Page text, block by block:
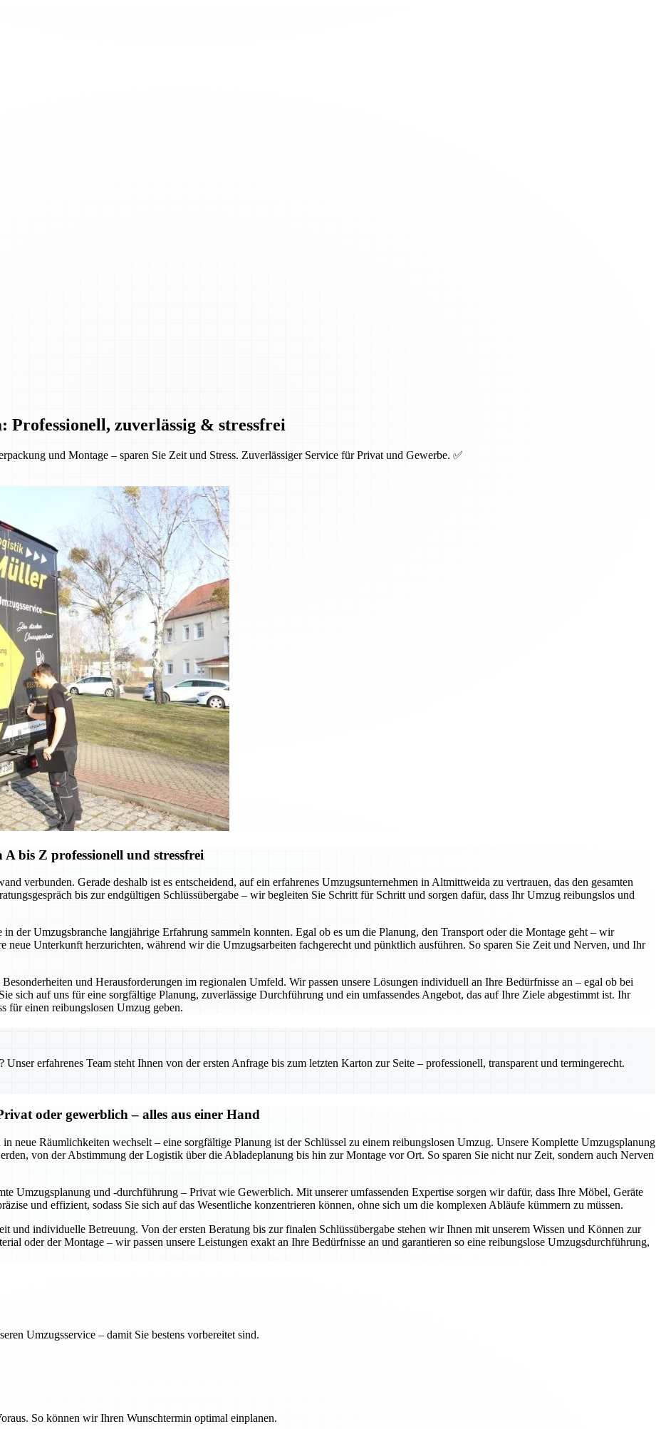
Professionell, zuverlässig & stressfrei
und Montage – sparen Sie Zeit und Stress. Zuverlässiger Service für Privat und Gewerbe. ✅
bis Z professionell und stressfrei
verbunden. Gerade deshalb ist es entscheidend, auf ein erfahrenes Umzugsunternehmen in Altmittweida zu vertrauen, das den gesamten
bis zur endgültigen Schlüssübergabe – wir begleiten Sie Schritt für Schritt und sorgen dafür, dass Ihr Umzug reibungslos und
in der Umzugsbranche langjährige Erfahrung sammeln konnten. Egal ob es um die Planung, den Transport oder die Montage geht – wir
neue Unterkunft herzurichten, während wir die Umzugsarbeiten fachgerecht und pünktlich ausführen. So sparen Sie Zeit und Nerven, und Ihr
und Herausforderungen im regionalen Umfeld. Wir passen unsere Lösungen individuell an Ihre Bedürfnisse an – egal ob bei
sich auf uns für eine sorgfältige Planung, zuverlässige Durchführung und ein umfassendes Angebot, das auf Ihre Ziele abgestimmt ist. Ihr
für einen reibungslosen Umzug geben.
erfahrenes Team steht Ihnen von der ersten Anfrage bis zum letzten Karton zur Seite – professionell, transparent und termingerecht.
oder gewerblich – alles aus einer Hand
neue Räumlichkeiten wechselt – eine sorgfältige Planung ist der Schlüssel zu einem reibungslosen Umzug. Unsere Komplette Umzugsplanung
von der Abstimmung der Logistik über die Abladeplanung bis hin zur Montage vor Ort. So sparen Sie nicht nur Zeit, sondern auch Nerven
Umzugsplanung und -durchführung – Privat wie Gewerblich. Mit unserer umfassenden Expertise sorgen wir dafür, dass Ihre Möbel, Geräte
und effizient, sodass Sie sich auf das Wesentliche konzentrieren können, ohne sich um die komplexen Abläufe kümmern zu müssen.
und individuelle Betreuung. Von der ersten Beratung bis zur finalen Schlüssübergabe stehen wir Ihnen mit unserem Wissen und Können zur
oder der Montage – wir passen unsere Leistungen exakt an Ihre Bedürfnisse an und garantieren so eine reibungslose Umzugsdurchführung,
Umzugsservice – damit Sie bestens vorbereitet sind.
So können wir Ihren Wunschtermin optimal einplanen.